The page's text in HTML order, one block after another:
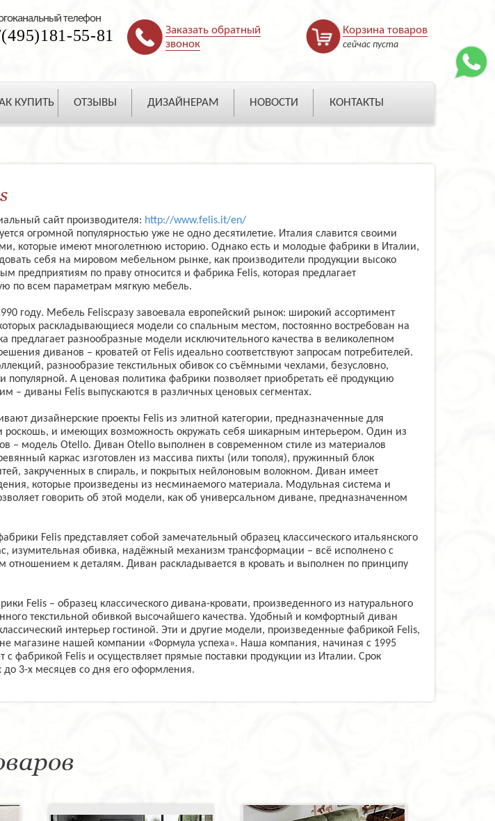
телефон
55-81
Заказать обратный
звонок
Корзина товаров
сейчас пуста
КУПИТЬ ОТЗЫВЫ ДИЗАЙНЕРАМ НОВОСТИ КОНТАКТЫ
сайт производителя: http://www.felis.it/en/
огромной популярностью уже не одно десятилетие. Италия славится своими
которые имеют многолетнюю историю. Однако есть и молодые фабрики в Италии,
себя на мировом мебельном рынке, как производители продукции высоко
предприятиям по праву относится и фабрика Felis, которая предлагает
по всем параметрам мягкую мебель.
году. Мебель Felisсразу завоевала европейский рынок: широкий ассортимент
раскладывающиеся модели со спальным местом, постоянно востребован на
предлагает разнообразные модели исключительного качества в великолепном
диванов – кроватей от Felis идеально соответствуют запросам потребителей.
разнообразие текстильных обивок со съёмными чехлами, безусловно,
А ценовая политика фабрики позволяет приобретать её продукцию
– диваны Felis выпускаются в различных ценовых сегментах.
дизайнерские проекты Felis из элитной категории, предназначенные для
и имеющих возможность окружать себя шикарным интерьером. Один из
– модель Otello. Диван Otello выполнен в современном стиле из материалов
каркас изготовлен из массива пихты (или тополя), пружинный блок
закрученных в спираль, и покрытых нейлоновым волокном. Диван имеет
которые произведены из несминаемого материала. Модульная система и
говорить об этой модели, как об универсальном диване, предназначенном
Felis представляет собой замечательный образец классического итальянского
изумительная обивка, надёжный механизм трансформации – всё исполнено с
к деталям. Диван раскладывается в кровать и выполнен по принципу
Felis – образец классического дивана-кровати, произведенного из натурального
текстильной обивкой высочайшего качества. Удобный и комфортный диван
интерьер гостиной. Эти и другие модели, произведенные фабрикой Felis,
магазине нашей компании «Формула успеха». Наша компания, начиная с 1995
с фабрикой Felis и осуществляет прямые поставки продукции из Италии. Срок
до 3-х месяцев со дня его оформления.